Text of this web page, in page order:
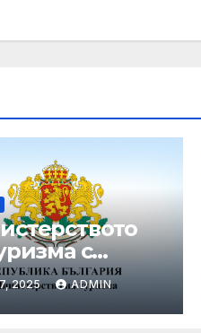
с
мащабни
през
2025 ADMIN